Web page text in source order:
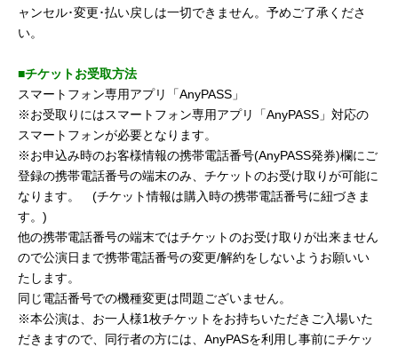
ャンセル･変更･払い戻しは一切できません。予めご了承くださ
い。
■チケットお受取方法
スマートフォン専用アプリ「AnyPASS」
※お受取りにはスマートフォン専用アプリ「AnyPASS」対応の
スマートフォンが必要となります。
※お申込み時のお客様情報の携帯電話番号(AnyPASS発券)欄にご
登録の携帯電話番号の端末のみ、チケットのお受け取りが可能に
なります。 (チケット情報は購入時の携帯電話番号に紐づきま
す。)
他の携帯電話番号の端末ではチケットのお受け取りが出来ません
ので公演日まで携帯電話番号の変更/解約をしないようお願いい
たします。
同じ電話番号での機種変更は問題ございません。
※本公演は、お一人様1枚チケットをお持ちいただきご入場いた
だきますので、同行者の方には、AnyPASを利用し事前にチケッ